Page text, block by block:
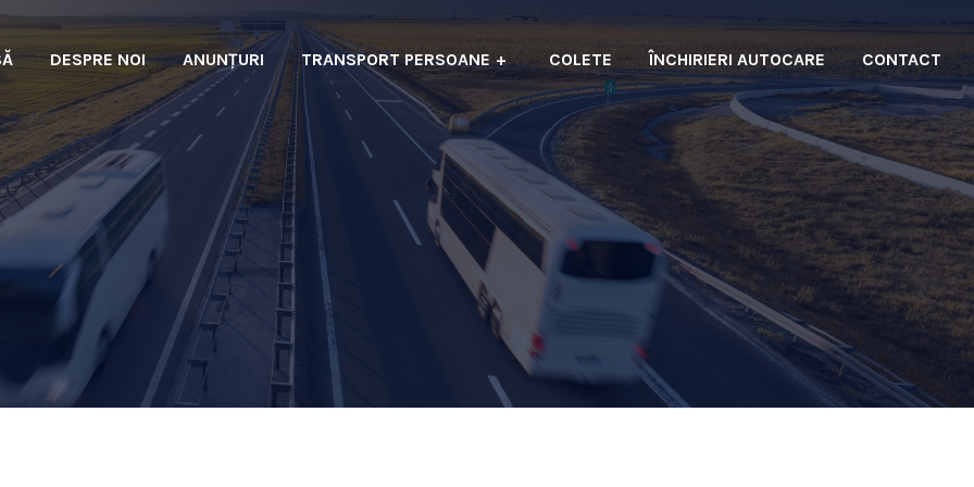
DESPRE NOI ANUNȚURI TRANSPORT PERSOANE COLETE ÎNCHIRIERI AUTOCARE CONTACT